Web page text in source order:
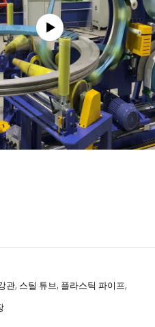
관, 스틸 튜브, 플라스틱 파이프,